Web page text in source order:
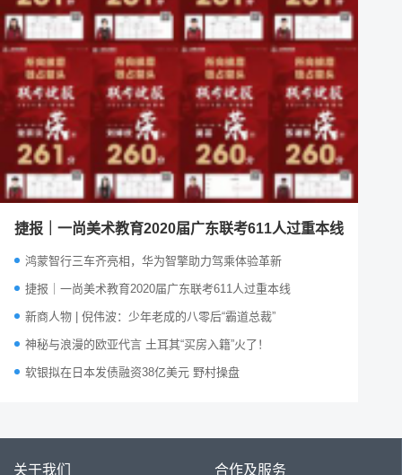
捷报｜一尚美术教育2020届广东联考611人过重本线
鸿蒙智行三车齐亮相，华为智擎助力驾乘体验革新
捷报｜一尚美术教育2020届广东联考611人过重本线
新商人物 | 倪伟波：少年老成的八零后“霸道总裁”
神秘与浪漫的欧亚代言 土耳其“买房入籍”火了！
软银拟在日本发债融资38亿美元 野村操盘
关于我们 合作及服务